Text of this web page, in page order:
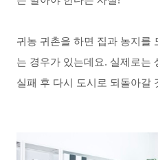
귀농 귀촌을 하면 집과 농지를
는 경우가 있는데요. 실제로는
실패 후 다시 도시로 되돌아갈